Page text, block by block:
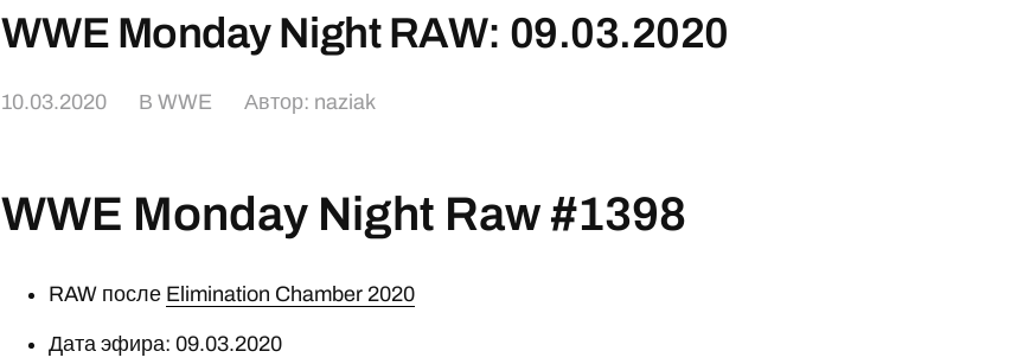
WWE Monday Night RAW: 09.03.2020
10.03.2020 ВWWE Автор: naziak
WWE Monday Night Raw #1398
RAW после Elimination Chamber 2020
Дата эфира: 09.03.2020